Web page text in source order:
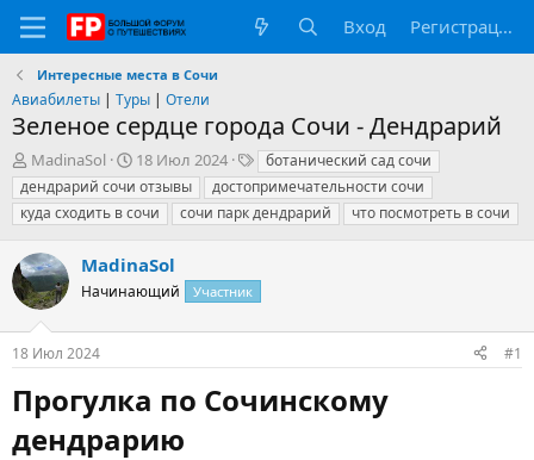
Вход Регистрация
Интересные места в Сочи
Авиабилеты | Туры | Отели
Зеленое сердце города Сочи - Дендрарий
А
в
т
о
т
е
м
ы
MadinaSol
Д
а
т
а
а
ч
л
18 Июл 2024
Т
е
г
и
ботанический сад сочи
дендрарий сочи отзывы
достопримечательности сочи
куда сходить в сочи
сочи парк дендрарий что посмотреть в сочи
MadinaSol
Начинающий Участник
18 Июл 2024 #1
Прогулка по Сочинскому
дендрарию​